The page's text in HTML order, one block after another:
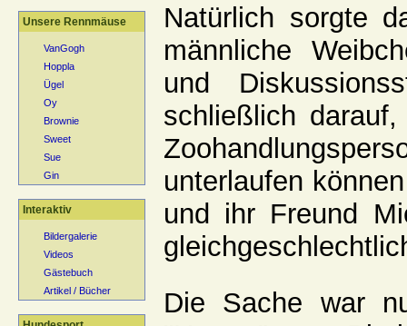
Unsere Rennmäuse
VanGogh
Hoppla
Ügel
Oy
Brownie
Sweet
Sue
Gin
Interaktiv
Bildergalerie
Videos
Gästebuch
Artikel / Bücher
Natürlich sorgte
männliche
und
schließlich
unterlaufen
und ihr Freund
Die Sache war